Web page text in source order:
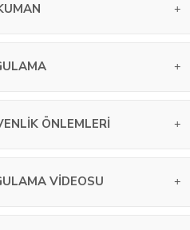
ÖNLEMLERI
VIDEOSU